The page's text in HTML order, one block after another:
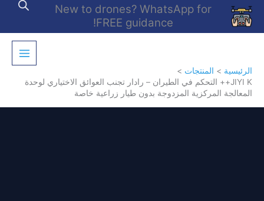
تخطي
المحتوى
New to drones? WhatsApp for
FREE guidance!
الرئيسية
المنتجات
JIYI K++ التحكم في الطيران – رادار تجنب العوائق الاختياري لوحدة
المعالجة المركزية المزدوجة بدون طيار زراعية خاصة